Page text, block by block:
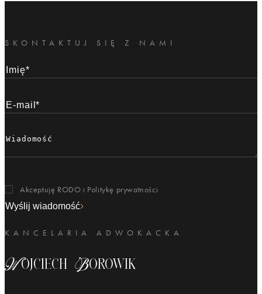
KANCELARIA ADWOKACKA
Wojciech Borowik
SKONTAKTUJ SIĘ Z NAMI
Akceptuję RODO i Politykę prywatności
Wyślij wiadomość